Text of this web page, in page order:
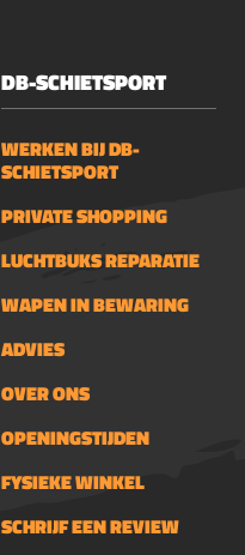
DB-SCHIETSPORT
WERKEN BIJ DB-
SCHIETSPORT
PRIVATE SHOPPING
LUCHTBUKS REPARATIE
WAPEN IN BEWARING
ADVIES
OVER ONS
OPENINGSTIJDEN
FYSIEKE WINKEL
SCHRIJF EEN REVIEW